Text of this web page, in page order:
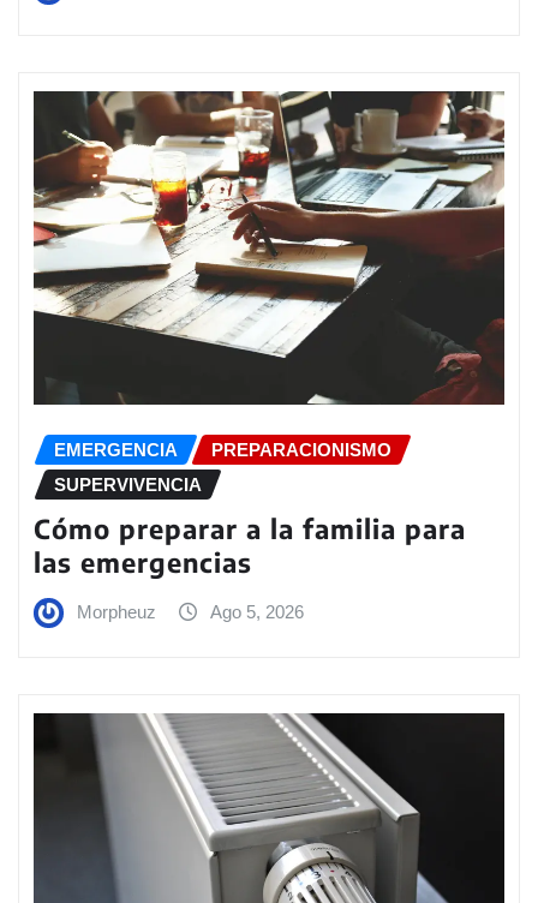
EMERGENCIA
PREPARACIONISMO
SUPERVIVENCIA
Cómo preparar a la familia para
las emergencias
Morpheuz Ago 5, 2026